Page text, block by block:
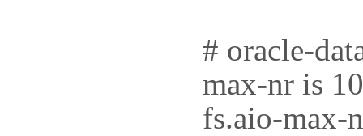
# oracle-
max-nr is
fs.aio-max-